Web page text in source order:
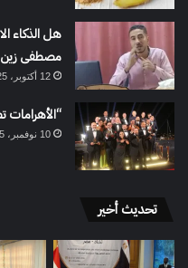
هل الذكاء
مصطفى زين
12 أكتوبر، 2025
10 نوفمبر، 2025
تحديث أخير